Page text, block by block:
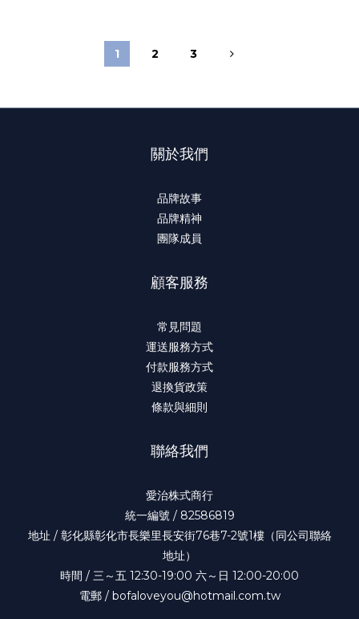
1 2 3
關於我們
品牌故事
品牌精神
團隊成員
顧客服務
常見問題
運送服務方式
付款服務方式
退換貨政策
條款與細則
聯絡我們
愛治株式商行
統一編號 / 82586819
地址 / 彰化縣彰化市長樂里長安街76巷7-2號1樓（同公司聯絡
地址）
時間 / 三～五 12:30-19:00 六～日 12:00-20:00
電郵 / bofaloveyou@hotmail.com.tw